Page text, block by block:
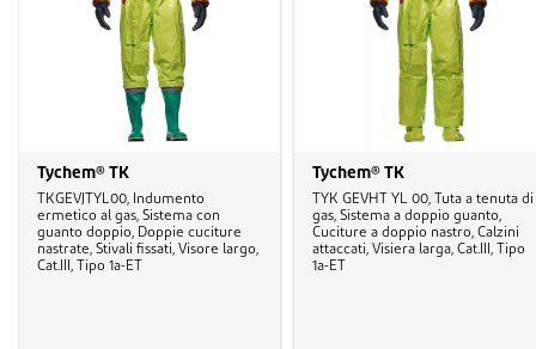
Tychem® TK
TKGEVJTYL00, Indumento
ermetico al gas, Sistema con
guanto doppio, Doppie cuciture
nastrate, Stivali fissati, Visore largo,
Cat.III, Tipo 1a-ET
Tychem® TK
TYK GEVHT YL 00, Tuta a tenuta di
gas, Sistema a doppio guanto,
Cuciture a doppio nastro, Calzini
attaccati, Visiera larga, Cat.III, Tipo
1a-ET